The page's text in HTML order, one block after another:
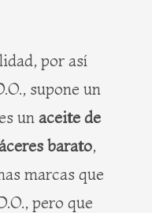
por así
supone un
un aceite de
barato,
marcas que
pero que